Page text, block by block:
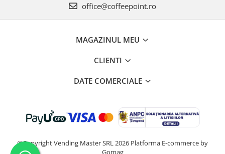
office@coffeepoint.ro
MAGAZINUL MEU
CLIENTI
DATE COMERCIALE
©Copyright Vending Master SRL 2026 Platforma E-commerce by
Gomag